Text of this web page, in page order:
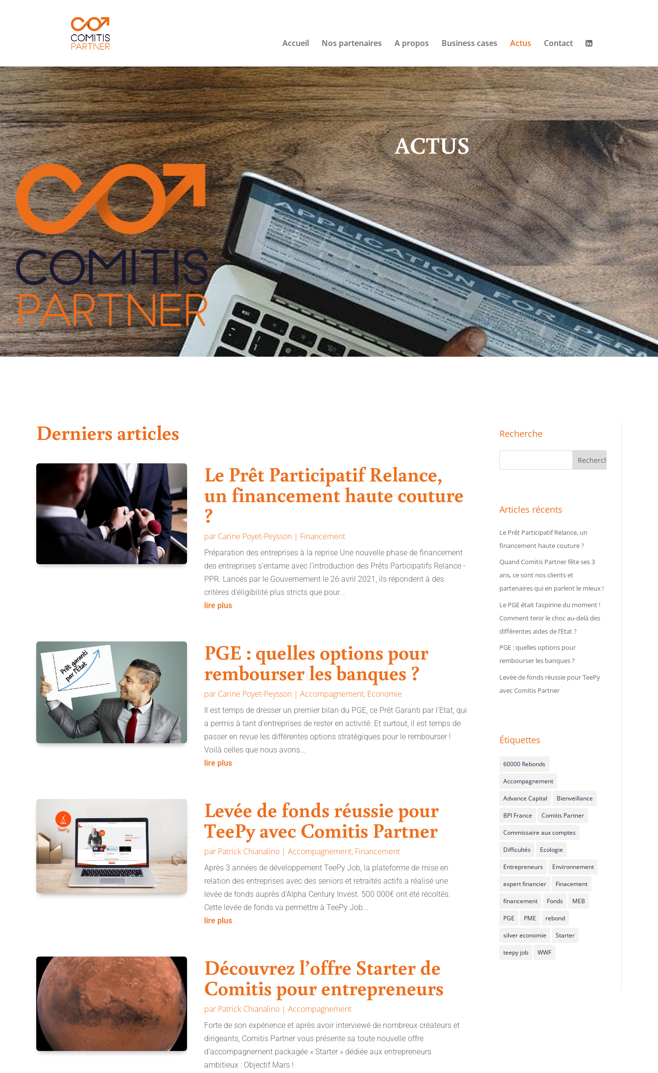
Accueil Nos partenaires A propos Business cases Actus Contact
ACTUS
Derniers articles
Le Prêt Participatif Relance,
un financement haute couture
?
par Carine Poyet-Peysson | Financement
Préparation des entreprises à la reprise Une nouvelle phase de financement
des entreprises s’entame avec l’introduction des Prêts Participatifs Relance -
PPR. Lancés par le Gouvernement le 26 avril 2021, ils répondent à des
critères d’éligibilité plus stricts que pour...
lire plus
PGE : quelles options pour
rembourser les banques ?
par Carine Poyet-Peysson |Accompagnement, Economie
Il est temps de dresser un premier bilan du PGE, ce Prêt Garanti par l’Etat, qui
a permis à tant d’entreprises de rester en activité. Et surtout, il est temps de
passer en revue les différentes options stratégiques pour le rembourser !
Voilà celles que nous avons...
lire plus
Levée de fonds réussie pour
TeePy avec Comitis Partner
par Patrick Chianalino |Accompagnement, Financement
Après 3 années de développement TeePy Job, la plateforme de mise en
relation des entreprises avec des seniors et retraités actifs a réalisé une
levée de fonds auprès d'Alpha Century Invest. 500 000€ ont été récoltés.
Cette levée de fonds va permettre à TeePy Job...
lire plus
Découvrez l’offre Starter de
Comitis pour entrepreneurs
par Patrick Chianalino |Accompagnement
Forte de son expérience et après avoir interviewé de nombreux créateurs et
dirigeants, Comitis Partner vous présente sa toute nouvelle offre
d’accompagnement packagée « Starter » dédiée aux entrepreneurs
ambitieux : Objectif Mars !
Recherche
Articles récents
Le Prêt Participatif Relance, un
financement haute couture ?
Quand Comitis Partner fête ses 3
ans, ce sont nos clients et
partenaires qui en parlent le mieux !
Le PGE était l’aspirine du moment !
Comment tenir le choc au-delà des
différentes aides de l’Etat ?
PGE : quelles options pour
rembourser les banques ?
Levée de fonds réussie pour TeePy
avec Comitis Partner
Étiquettes
60000 Rebonds
Accompagnement
Advance Capital Bienveillance
BPI France Comitis Partner
Commissaire aux comptes
Difficultés Ecologie
Entrepreneurs Environnement
expert financier Finacement
financement Fonds MEB
PGE PME rebond
silver economie Starter
teepy job WWF